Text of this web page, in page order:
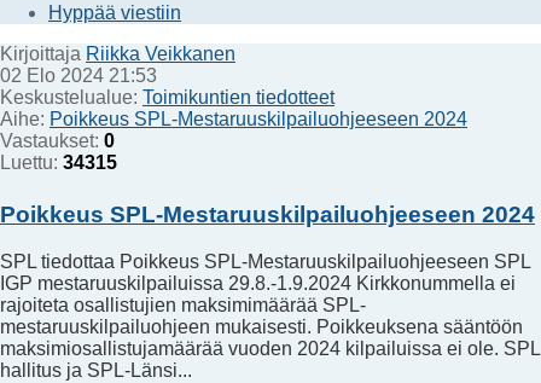
Hyppää viestiin
Kirjoittaja Riikka Veikkanen
02 Elo 2024 21:53
Keskustelualue: Toimikuntien tiedotteet
Aihe: Poikkeus SPL-Mestaruuskilpailuohjeeseen 2024
Vastaukset: 0
Luettu: 34315
Poikkeus SPL-Mestaruuskilpailuohjeeseen 2024
SPL tiedottaa Poikkeus SPL-Mestaruuskilpailuohjeeseen SPL
IGP mestaruuskilpailuissa 29.8.-1.9.2024 Kirkkonummella ei
rajoiteta osallistujien maksimimäärää SPL-
mestaruuskilpailuohjeen mukaisesti. Poikkeuksena sääntöön
maksimiosallistujamäärää vuoden 2024 kilpailuissa ei ole. SPL
hallitus ja SPL-Länsi...